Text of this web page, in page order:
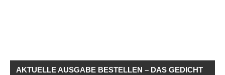
AKTUELLE AUSGABE BESTELLEN – DAS GEDICHT